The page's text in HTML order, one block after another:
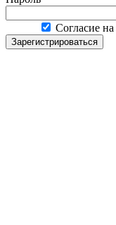
Согласие на
Зарегистрироваться